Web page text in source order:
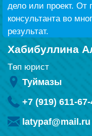
дело или проект. От
консультанта во
результат.
Хабибуллина
Төп юрист
Туймазы
+7 (919) 611-
latypaf@mail.ru